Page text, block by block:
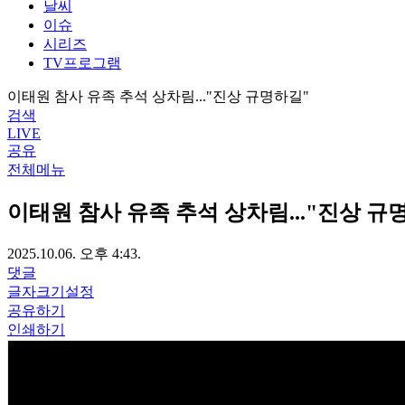
날씨
이슈
시리즈
TV프로그램
이태원 참사 유족 추석 상차림..."진상 규명하길"
검색
LIVE
공유
전체메뉴
이태원 참사 유족 추석 상차림..."진상 규
2025.10.06. 오후 4:43.
댓글
글자크기설정
공유하기
인쇄하기